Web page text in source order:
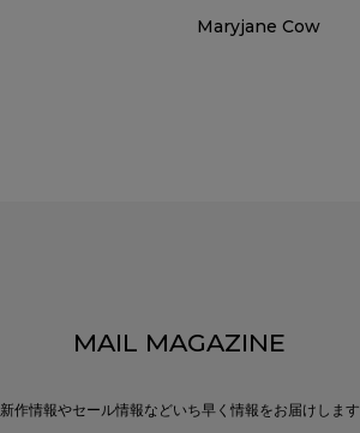
Maryjane Cow
MAIL MAGAZINE
新作情報やセール情報などいち早く情報をお届けします